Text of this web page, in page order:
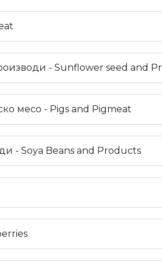
- Sunflower seed and
месо - Pigs and Pigmeat
- Soya Beans and Products